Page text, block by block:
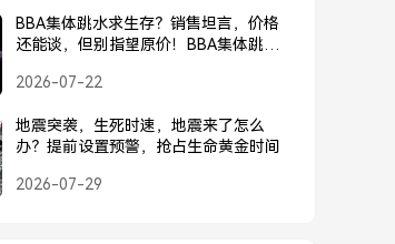
BBA集体跳水求生存？销售坦言，价格
还能谈，但别指望原价！BBA集体跳水
望原价！
2026-07-22
地震突袭，生死时速，地震来了怎么
办？提前设置预警，抢占生命黄金时间
2026-07-29